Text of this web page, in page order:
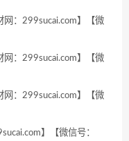
：299sucai.com】【微
：299sucai.com】【微
：299sucai.com】【微
】【微信号：